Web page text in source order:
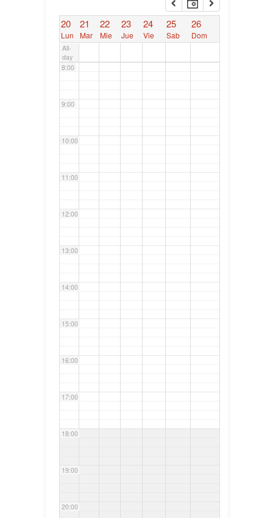
20
Lun
21
Mar
22
Mie
23
Jue
24
Vie
25
Sab
26
Dom
All-
day
7:00
8:00
9:00
10:00
11:00
12:00
13:00
14:00
15:00
16:00
17:00
18:00
19:00
20:00